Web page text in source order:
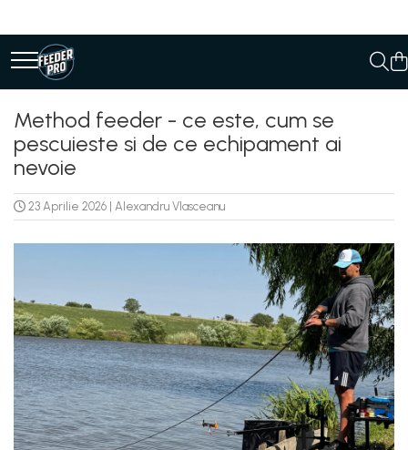
Method feeder - ce este, cum se
pescuieste si de ce echipament ai
nevoie
23 Aprilie 2026 Alexandru Vlasceanu